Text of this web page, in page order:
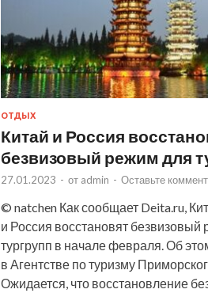
ОТДЫХ
Китай и Россия
безвизовый режим для
27.01.2023 - от admin - Оставьте
© natchen Как сообщает Deita.ru,
и Россия восстановят безвизовый
тургрупп в начале февраля. Об
в Агентстве по туризму
Ожидается, что восстановление